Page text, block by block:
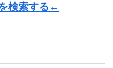
検索する←